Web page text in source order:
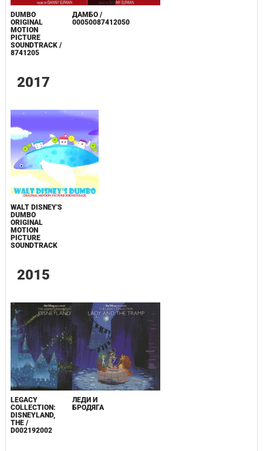
DUMBO
ORIGINAL
MOTION
PICTURE
SOUNDTRACK /
8741205
ДАМБО /
00050087412050
2017
WALT DISNEY'S
DUMBO
ORIGINAL
MOTION
PICTURE
SOUNDTRACK
2015
LEGACY
COLLECTION:
DISNEYLAND,
THE /
D002192002
ЛЕДИ И
БРОДЯГА